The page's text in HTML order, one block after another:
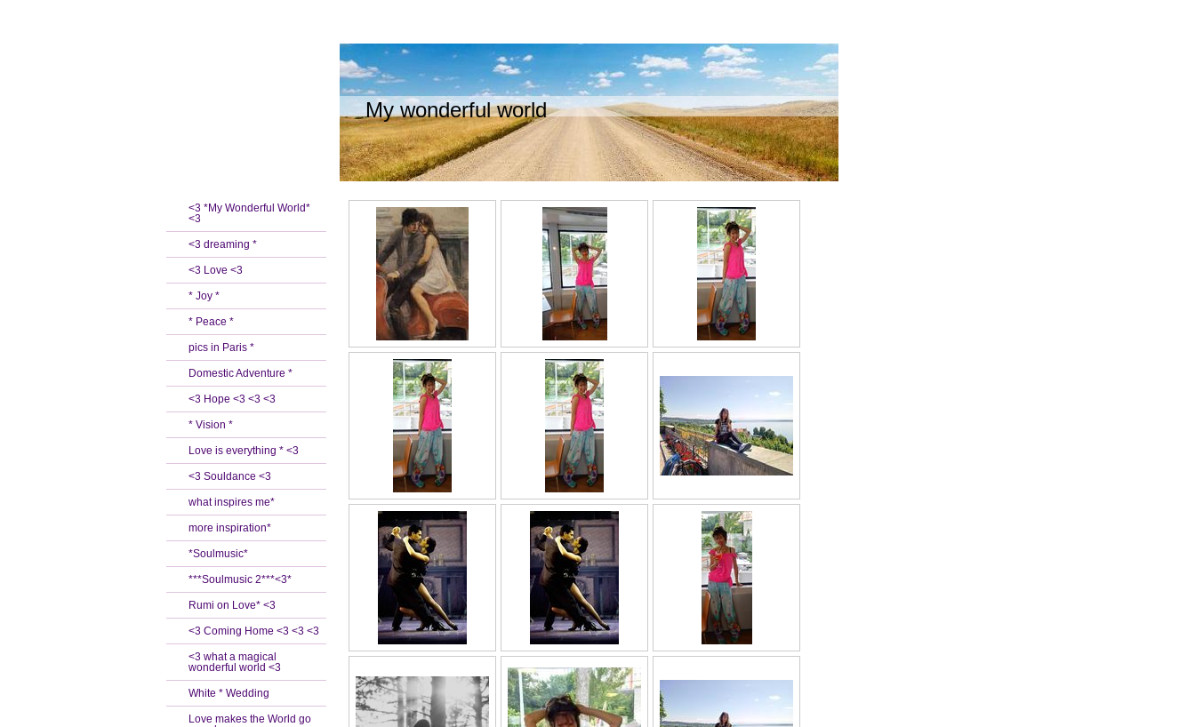
My wonderful world
<3 *My Wonderful World*
<3
<3 dreaming *
<3 Love <3
* Joy *
* Peace *
pics in Paris *
Domestic Adventure *
<3 Hope <3 <3 <3
* Vision *
Love is everything * <3
<3 Souldance <3
what inspires me*
more inspiration*
*Soulmusic*
***Soulmusic 2***<3*
Rumi on Love* <3
<3 Coming Home <3 <3 <3
<3 what a magical
wonderful world <3
White * Wedding
Love makes the World go